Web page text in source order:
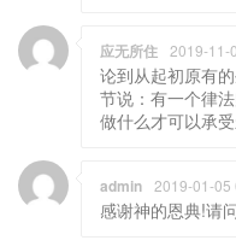
应无所住 2019-11-
论到从起初原有
节说：有一个律
做什么才可以承
admin 2019-01-05
感谢神的恩典!请